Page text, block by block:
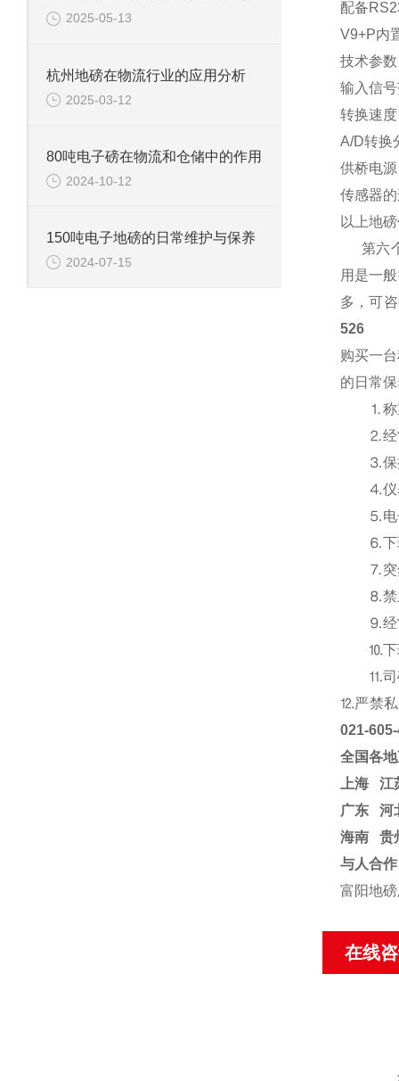
2025-05-13
杭州地磅在物流行业的应用分析
2025-03-12
80吨电子磅在物流和仓储中的作用
2024-10-12
150吨电子地磅的日常维护与保养
2024-07-15
配备
V9+P内
技术参
输入信
转换速
A/D转换
供桥电
传感器
以上地
第六
用是一
多，可
526
购买一
的日常
⒈称重
⒉经常
⒊保持
⒋仪表
⒌电子
⒍下班
⒎突然
⒏禁止
⒐经常
⒑下班
⒒司磅
⒓严禁私
021-605-
全国各
上海
江
广东
海南
与人合
富阳地
在线